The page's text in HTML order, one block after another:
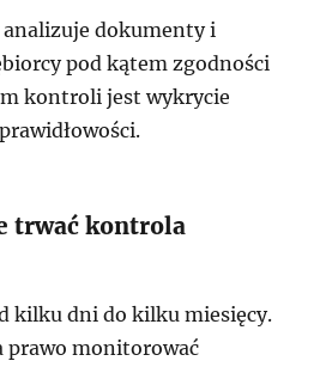
dokumenty i
pod kątem zgodności
kontroli jest wykrycie
trwać kontrola
kilku dni do kilku miesięcy.
prawo monitorować